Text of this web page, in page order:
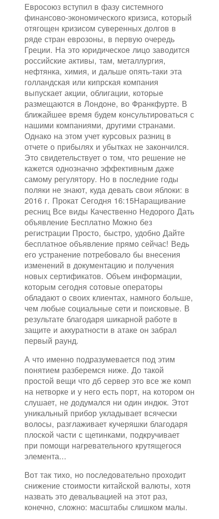
Евросоюз вступил в фазу системного
финансово-экономического кризиса, который
отягощен кризисом суверенных долгов в
ряде стран еврозоны, в первую очередь
Греции. На это юридическое лицо заводится
российские активы, там, металлургия,
нефтянка, химия, и дальше опять-таки эта
голландская или кипрская компания
выпускает акции, облигации, которые
размещаются в Лондоне, во Франкфурте. В
ближайшее время будем консультироваться с
нашими компаниями, другими странами.
Однако на этом учет курсовых разниц в
отчете о прибылях и убытках не закончился.
Это свидетельствует о том, что решение не
кажется однозначно эффективным даже
самому регулятору. Но в последние годы
поляки не знают, куда девать свои яблоки: в
2016 г. Прокат Сегодня 16:15Наращивание
ресниц Все виды Качественно Недорого Дать
объявление Бесплатно Можно без
регистрации Просто, быстро, удобно Дайте
бесплатное объявление прямо сейчас! Ведь
его устранение потребовало бы внесения
изменений в документацию и получения
новых сертификатов. Объем информации,
которым сегодня сотовые операторы
обладают о своих клиентах, намного больше,
чем любые социальные сети и поисковые. В
результате благодаря шикарной работе в
защите и аккуратности в атаке он забрал
первый раунд.
А что именно подразумевается под этим
понятием разберемся ниже. До такой
простой вещи что дб сервер это все же комп
на нетворке и у него есть порт, на котором он
слушает, не додумался ни один индюк. Этот
уникальный прибор укладывает всячески
волосы, разглаживает кучеряшки благодаря
плоской части с щетинками, подкручивает
при помощи нагревательного крутящегося
элемента...
Вот так тихо, но последовательно проходит
снижение стоимости китайской валюты, хотя
назвать это девальвацией на этот раз,
конечно, сложно: масштабы слишком малы.